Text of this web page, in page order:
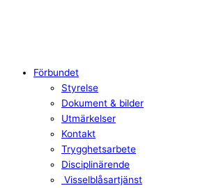
Förbundet
Styrelse
Dokument & bilder
Utmärkelser
Kontakt
Trygghetsarbete
Disciplinärende
Visselblåsartjänst